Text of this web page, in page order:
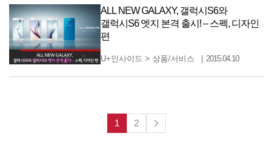
ALL NEW GALAXY, 갤럭시S6와
갤럭시S6 엣지 본격 출시! – 스펙, 디자인
편
U+인사이드 >상품/서비스 2015.04.10
1 2